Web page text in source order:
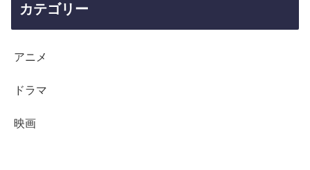
カテゴリー
アニメ
ドラマ
映画